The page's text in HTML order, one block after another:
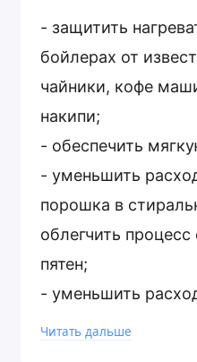
- защитить
бойлерах от
чайники, кофе
накипи;
- обеспечить
- уменьшить
порошка в
облегчить
пятен;
- уменьшить
посудомоечной
Читать дальше